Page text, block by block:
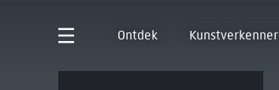
Ontdek Kunstverkenner